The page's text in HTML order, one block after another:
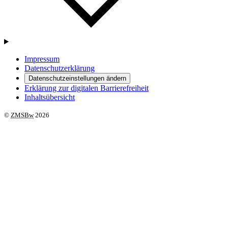
Impressum
Datenschutzerklärung
Datenschutzeinstellungen ändern
Erklärung zur digitalen Barrierefreiheit
Inhaltsübersicht
© ZMSBw2026